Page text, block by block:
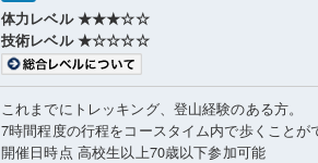
体力レベル ★★★☆☆
技術レベル ★☆☆☆☆
これまでにトレッキング、登山経験のある方。
7時間程度の行程をコースタイム内で歩くことが
開催日時点 高校生以上70歳以下参加可能